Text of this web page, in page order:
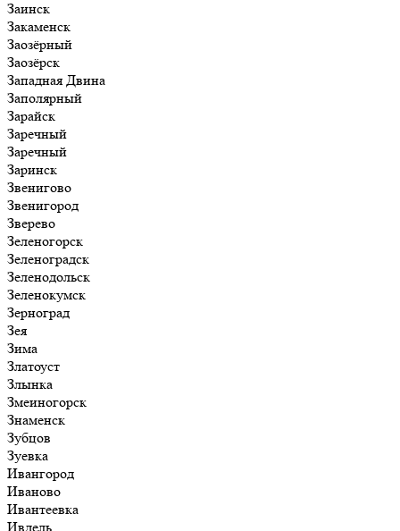
Заинск
Закаменск
Заозёрный
Заозёрск
Западная Двина
Заполярный
Зарайск
Заречный
Заречный
Заринск
Звенигово
Звенигород
Зверево
Зеленогорск
Зеленоградск
Зеленодольск
Зеленокумск
Зерноград
Зея
Зима
Златоуст
Злынка
Змеиногорск
Знаменск
Зубцов
Зуевка
Ивангород
Иваново
Ивантеевка
Ивдель